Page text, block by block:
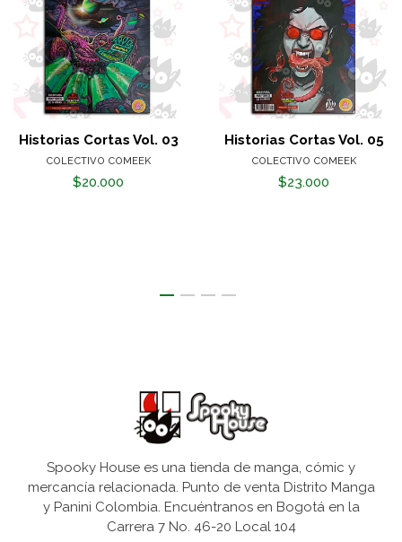
Historias Cortas Vol. 03
COLECTIVO COMEEK
$20.000
Historias Cortas Vol. 05
COLECTIVO COMEEK
$23.000
Spooky House es una tienda de manga, cómic y
mercancía relacionada. Punto de venta Distrito Manga
y Panini Colombia. Encuéntranos en Bogotá en la
Carrera 7 No. 46-20 Local 104